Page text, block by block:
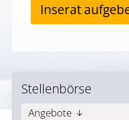
Inserat
Stellenbörse
Angebote